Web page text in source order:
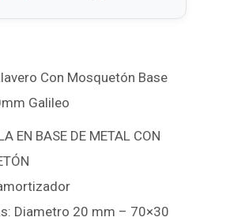
Con Mosquetón Base
Galileo
EN BASE DE METAL CON
Diametro 20 mm – 70×30